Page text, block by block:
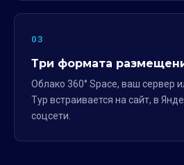
03
Три формата
Облако 360° Space, ваш сервер
Тур встраивается на сайт, в
соцсети.